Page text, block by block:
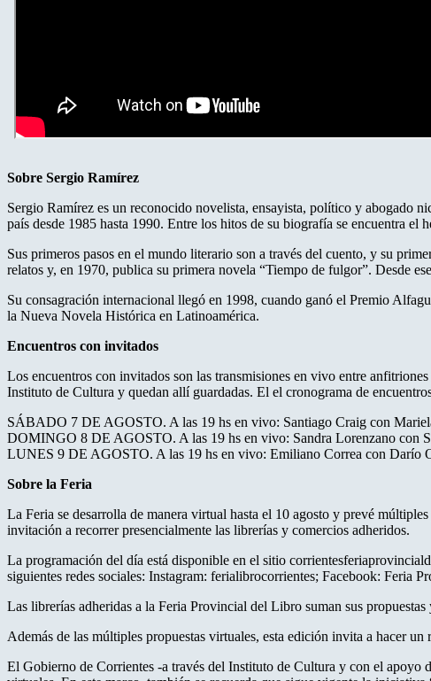
Sobre Sergio Ramírez
Sergio Ramírez es un reconocido novelista, ensayista, político y abogado
país desde 1985 hasta 1990. Entre los hitos de su biografía se encuentra
Sus primeros pasos en el mundo literario son a través del cuento, y su
relatos y, en 1970, publica su primera novela “Tiempo de fulgor”. Desde
Su consagración internacional llegó en 1998, cuando ganó el Premio
la Nueva Novela Histórica en Latinoamérica.
Encuentros con invitados
Los encuentros con invitados son las transmisiones en vivo entre
Instituto de Cultura y quedan allí guardadas. El el cronograma de
SÁBADO 7 DE AGOSTO. A las 19 hs en vivo: Santiago Craig con
DOMINGO 8 DE AGOSTO. A las 19 hs en vivo: Sandra Lorenzano con
LUNES 9 DE AGOSTO. A las 19 hs en vivo: Emiliano Correa con Darío
Sobre la Feria
La Feria se desarrolla de manera virtual hasta el 10 agosto y prevé
invitación a recorrer presencialmente las librerías y comercios adheridos.
La programación del día está disponible en el sitio
siguientes redes sociales: Instagram: ferialibrocorrientes; Facebook: Feria
Las librerías adheridas a la Feria Provincial del Libro suman sus propuestas
Además de las múltiples propuestas virtuales, esta edición invita a hacer
El Gobierno de Corrientes -a través del Instituto de Cultura y con el